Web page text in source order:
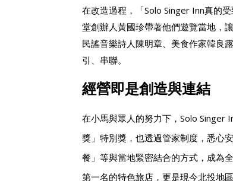
在改造過程，「Solo Singer Inn真的
堂創辦人黃國珍帶著他們遊覽當地，
民謠音樂詩人陳明章、美食作家韓良
引、串聯。
經營即是創造與連結
在小馬與眾人的努力下，Solo Singer
獎」特別獎，也透過管家制度，悉心
餐」等與當地緊密結合的方式，成為
第一名的特色旅店，更是現今北投地